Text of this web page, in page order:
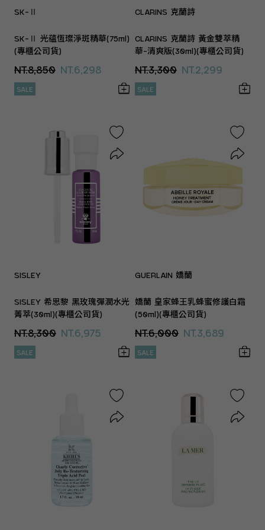
SK-Ⅱ
SK-Ⅱ 光蘊恆璨淨斑精華(75ml)
(專櫃公司貨)
NT.8,850 NT.6,298
SALE
CLARINS 克蘭詩
CLARINS 克蘭詩 黃金雙萃精
華-清爽版(30ml)(專櫃公司貨)
NT.3,300 NT.2,299
SALE
SISLEY
SISLEY 希思黎 黑玫瑰彈潤水光
菁萃(30ml)(專櫃公司貨)
NT.8,300 NT.6,975
SALE
GUERLAIN 嬌蘭
嬌蘭 皇家蜂王乳蜂蜜修護白霜
(50ml)(專櫃公司貨)
NT.6,000 NT.3,689
SALE